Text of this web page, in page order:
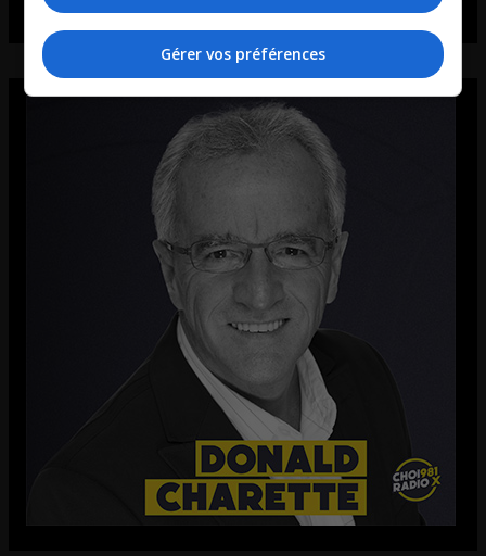
Gérer vos préférences